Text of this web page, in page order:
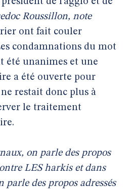
Roussillon, note
ont fait couler
condamnations du mot
été unanimes et une
a été ouverte pour
restait donc plus à
le traitement
on parle des propos
LES harkis et dans
parle des propos adressés